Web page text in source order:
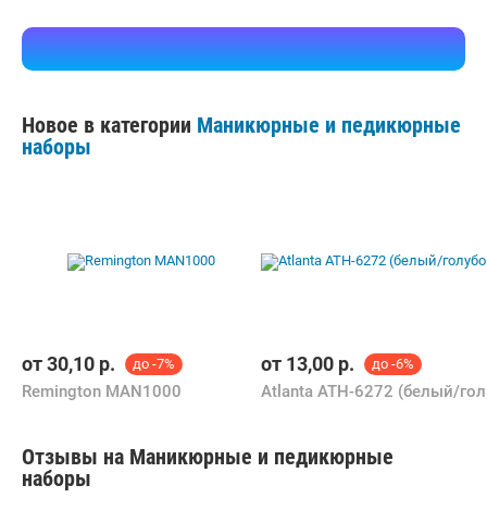
Новое в категории Маникюрные и педикюрные
наборы
от30,10 р. до -7%
Remington MAN1000
от 13,00 р. до -6%
Отзывы на Маникюрные и педикюрные
наборы